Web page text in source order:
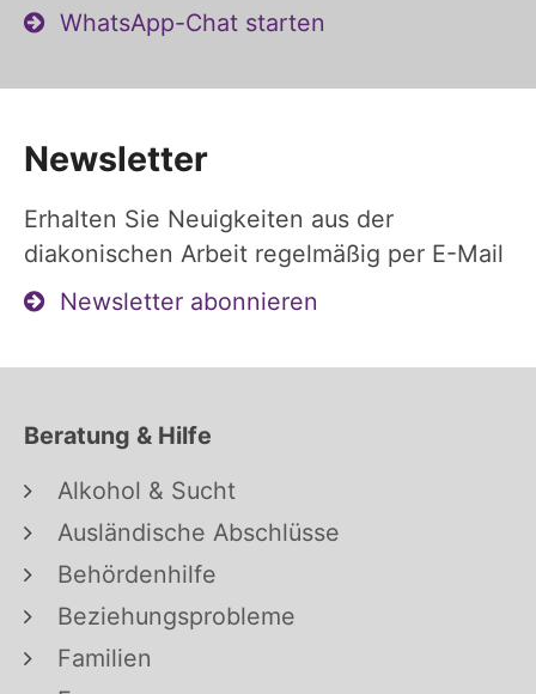
WhatsApp-Chat starten
Newsletter
Erhalten Sie Neuigkeiten aus der
diakonischen Arbeit regelmäßig per E-Mail
Newsletter abonnieren
Beratung & Hilfe
Alkohol & Sucht
Ausländische Abschlüsse
Behördenhilfe
Beziehungsprobleme
Familien